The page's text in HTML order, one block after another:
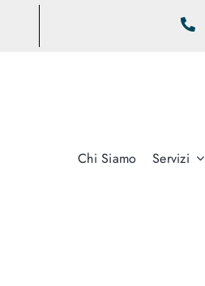
Chi Siamo Servizi